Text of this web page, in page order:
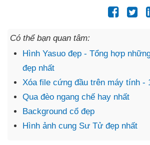
Có thể bạn quan tâm:
Hình Yasuo đẹp - Tổng hợp
đẹp nhất
Xóa file cứng đầu trên máy tính -
Qua đèo ngang chế hay nhất
Background cổ đẹp
Hình ảnh cung Sư Tử đẹp nhất